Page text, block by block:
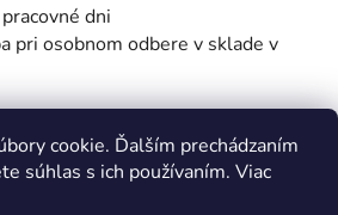
cookie. Ďalším prechádzaním
súhlas s ich používaním. Viac
dni
pri osobnom odbere v sklade v